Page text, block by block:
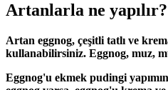
Artanlarla ne yapılır?
Artan eggnog, çeşitli tatlı ve
kullanabilirsiniz. Eggnog, muz,
Eggnog'u ekmek pudingi